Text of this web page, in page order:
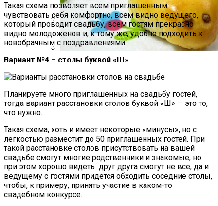
Какие Растения Сажать Для Удачи,
Любви И Богатства
Полезные Советы, Которые Помогут
Скрыть Полный Живот
Пирожки С Мясом «Поросята»
Такая схема позволяет всем приглашенным
чувствовать себя комфортно, всем видно ведущего,
который проводит свадьбу, всем гостям прекрасно
видно молодоженов и, к тому же, удобно подходить к
новобрачным с поздравлениями.
Вариант №4 – столы буквой «Ш».
Планируете много приглашенных на свадьбу гостей,
тогда вариант расстановки столов буквой «Ш» — это то,
что нужно.
Такая схема, хоть и имеет некоторые «минусы», но с
легкостью разместит до 50 приглашенных гостей. При
такой расстановке столов присутствовать на вашей
свадьбе смогут многие родственники и знакомые, но
при этом хорошо видеть друг друга смогут не все, да и
ведущему с гостями придется обходить соседние столы,
чтобы, к примеру, принять участие в каком-то
свадебном конкурсе.